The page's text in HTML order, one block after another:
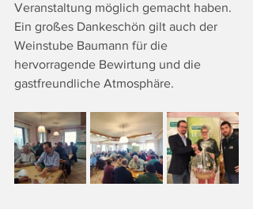
Veranstaltung möglich gemacht haben.
Ein großes Dankeschön gilt auch der
Weinstube Baumann für die
hervorragende Bewirtung und die
gastfreundliche Atmosphäre.